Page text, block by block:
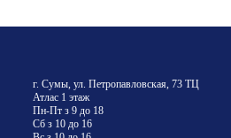
г. Сумы, ул. Петропавловская, 73 ТЦ
Атлас 1 этаж
Пн-Пт з 9 до 18
Сб з 10 до 16